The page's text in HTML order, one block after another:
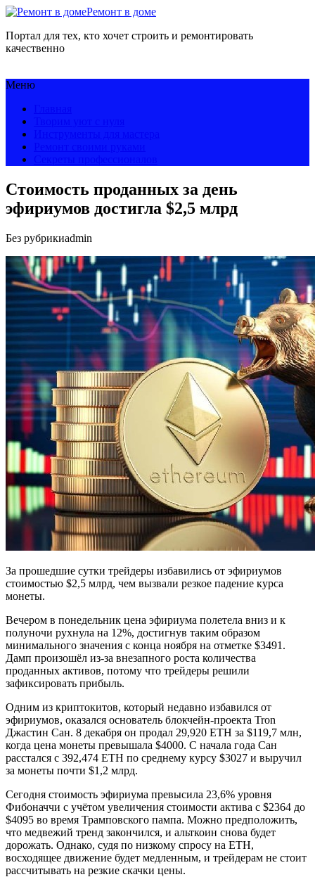
Ремонт в доме
Портал для тех, кто хочет строить и ремонтировать
качественно
Меню
Стоимость проданных за день
эфириумов достигла $2,5 млрд
Без рубрикиadmin
За прошедшие сутки трейдеры избавились от эфириумов
стоимостью $2,5 млрд, чем вызвали резкое падение курса
монеты.
Вечером в понедельник цена эфириума полетела вниз и к
полуночи рухнула на 12%, достигнув таким образом
минимального значения с конца ноября на отметке $3491.
Дамп произошёл из-за внезапного роста количества
проданных активов, потому что трейдеры решили
зафиксировать прибыль.
Одним из криптокитов, который недавно избавился от
эфириумов, оказался основатель блокчейн-проекта Tron
Джастин Сан. 8 декабря он продал 29,920 ETH за $119,7 млн,
когда цена монеты превышала $4000. С начала года Сан
расстался с 392,474 ETH по среднему курсу $3027 и выручил
за монеты почти $1,2 млрд.
Сегодня стоимость эфириума превысила 23,6% уровня
Фибоначчи с учётом увеличения стоимости актива с $2364 до
$4095 во время Трамповского пампа. Можно предположить,
что медвежий тренд закончился, и альткоин снова будет
дорожать. Однако, судя по низкому спросу на ETH,
восходящее движение будет медленным, и трейдерам не стоит
рассчитывать на резкие скачки цены.